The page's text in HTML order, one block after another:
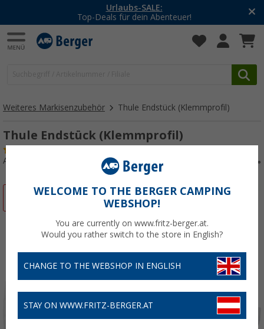
Urlaubs-SALE:
Top-Deals für dein Abenteuer!
Weiteres Markisenzubehör Thule Endstück (Klemmprofil)
Thule Endstück (Klemmprofil)
Art.-Nr.: 110403
WELCOME TO THE BERGER CAMPING
WEBSHOP!
You are currently on www.fritz-berger.at.
Would you rather switch to the store in English?
CHANGE TO THE WEBSHOP IN ENGLISH
STAY ON WWW.FRITZ-BERGER.AT